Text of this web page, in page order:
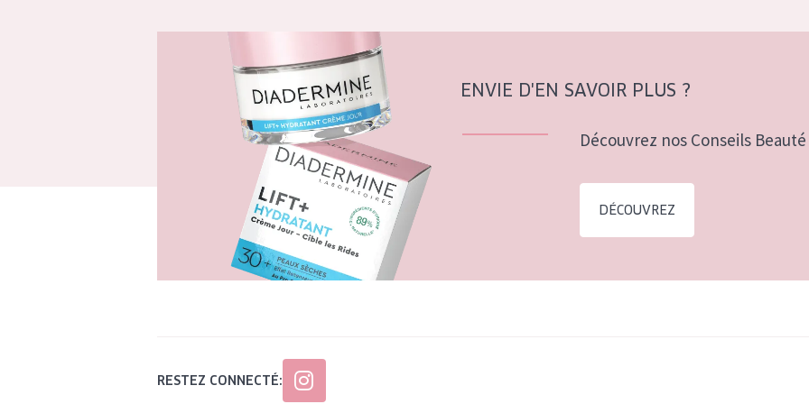
ENVIE D'EN SAVOIR PLUS ?
Découvrez nos Conseils
DÉCOUVREZ
RESTEZ CONNECTÉ: